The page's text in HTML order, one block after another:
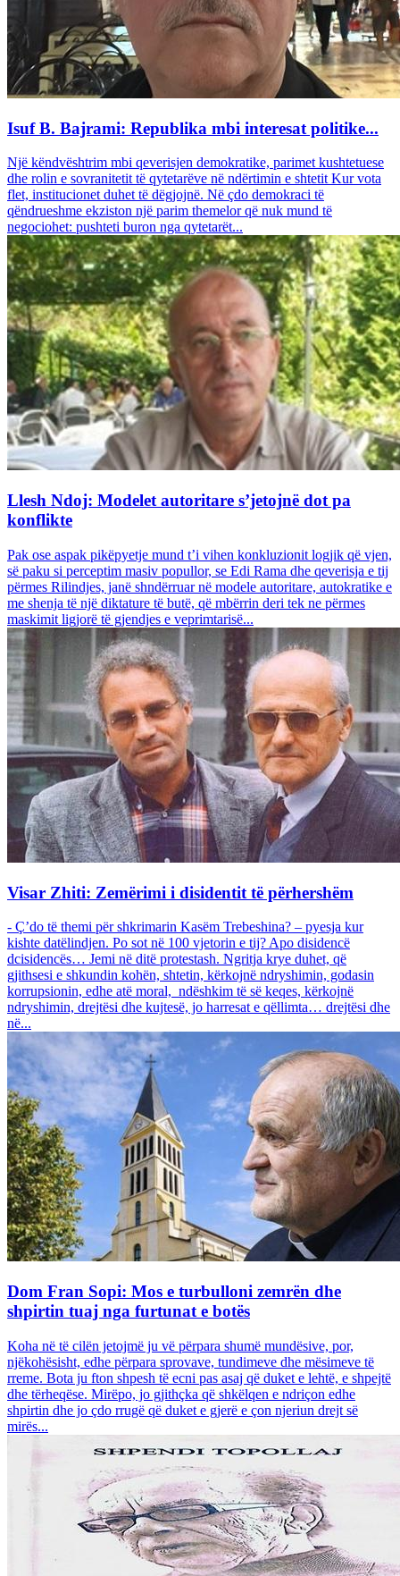
Isuf B. Bajrami: Republika mbi interesat politike...
Një këndvështrim mbi qeverisjen demokratike, parimet kushtetuese
dhe rolin e sovranitetit të qytetarëve në ndërtimin e shtetit Kur vota
flet, institucionet duhet të dëgjojnë. Në çdo demokraci të
qëndrueshme ekziston një parim themelor që nuk mund të
negociohet: pushteti buron nga qytetarët...
Llesh Ndoj: Modelet autoritare s’jetojnë dot pa
konflikte
Pak ose aspak pikëpyetje mund t’i vihen konkluzionit logjik që vjen,
së paku si perceptim masiv popullor, se Edi Rama dhe qeverisja e tij
përmes Rilindjes, janë shndërruar në modele autoritare, autokratike e
me shenja të një diktature të butë, që mbërrin deri tek ne përmes
maskimit ligjorë të gjendjes e veprimtarisë...
Visar Zhiti: Zemërimi i disidentit të përhershëm
- Ç’do të themi për shkrimarin Kasëm Trebeshina? – pyesja kur
kishte datëlindjen. Po sot në 100 vjetorin e tij? Apo disidencë
dcisidencës… Jemi në ditë protestash. Ngritja krye duhet, që
gjithsesi e shkundin kohën, shtetin, kërkojnë ndryshimin, godasin
korrupsionin, edhe atë moral, ndëshkim të së keqes, kërkojnë
ndryshimin, drejtësi dhe kujtesë, jo harresat e qëllimta… drejtësi dhe
në...
Dom Fran Sopi: Mos e turbulloni zemrën dhe
shpirtin tuaj nga furtunat e botës
Koha në të cilën jetojmë ju vë përpara shumë mundësive, por,
njëkohësisht, edhe përpara sprovave, tundimeve dhe mësimeve të
rreme. Bota ju fton shpesh të ecni pas asaj që duket e lehtë, e shpejtë
dhe tërheqëse. Mirëpo, jo gjithçka që shkëlqen e ndriçon edhe
shpirtin dhe jo çdo rrugë që duket e gjerë e çon njeriun drejt së
mirës...